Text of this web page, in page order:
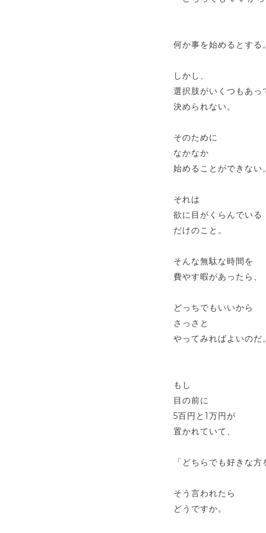
何か事を始めるとする。
しかし、
選択肢がいくつもあっ
決められない。
そのために
なかなか
始めることができない。
それは
欲に目がくらんでいる
だけのこと。
そんな無駄な時間を
費やす暇があったら、
どっちでもいいから
さっさと
やってみればよいのだ。
もし
目の前に
5百円と1万円が
置かれていて、
「どちらでも好きな方
そう言われたら
どうですか。